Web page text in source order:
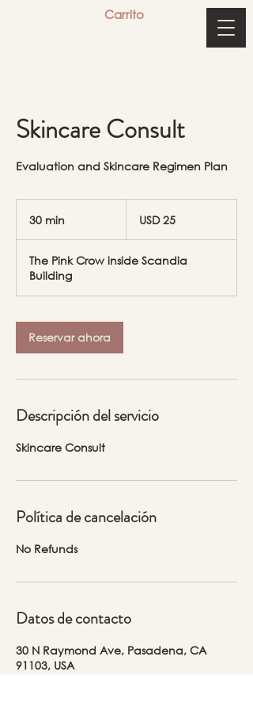
Carrito
Skincare Consult
Evaluation and Skincare Regimen Plan
30 min
m
i
n
estadounidenses
USD 25
The Pink Crow inside Scandia
Building
Reservar ahora
Descripción del servicio
Skincare Consult
Política de cancelación
No Refunds
Datos de contacto
30 N Raymond Ave, Pasadena, CA
91103, USA